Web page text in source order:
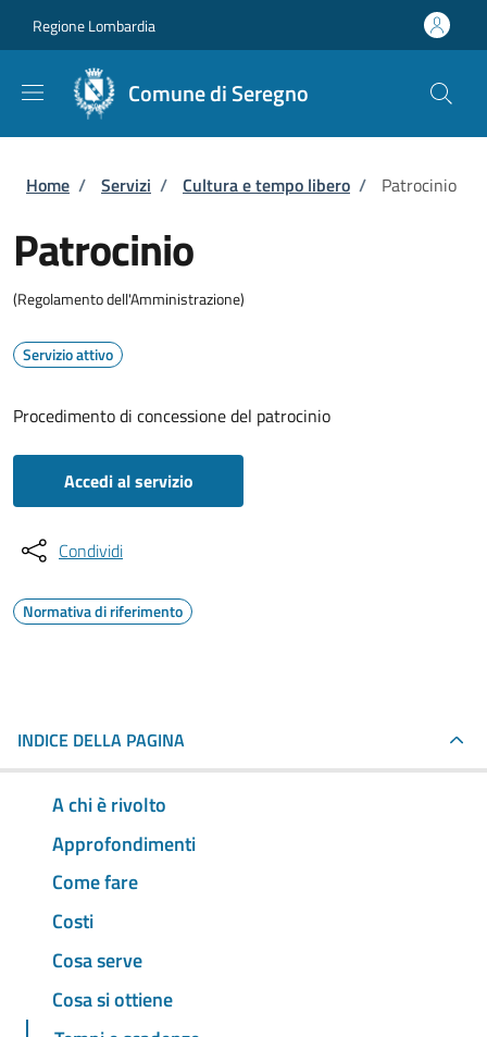
Regione Lombardia
Comune di Seregno
Briciole di pane
Home / Servizi / Cultura e tempo libero / Patrocinio
Patrocinio
(Regolamento dell'Amministrazione)
Servizio attivo
Procedimento di concessione del patrocinio
Accedi al servizio
Condividi
Normativa di riferimento
INDICE DELLA PAGINA
A chi è rivolto
Approfondimenti
Come fare
Costi
Cosa serve
Cosa si ottiene